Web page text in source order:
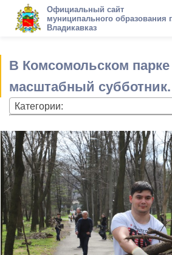
Официальный сайт
муниципального образования
Владикавказ
В Комсомольском парке
масштабный субботник.
Категории: